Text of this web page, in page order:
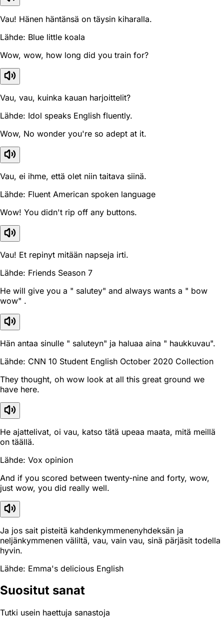
Vau! Hänen häntänsä on täysin kiharalla.
Lähde: Blue little koala
Wow, wow, how long did you train for?
Vau, vau, kuinka kauan harjoittelit?
Lähde: Idol speaks English fluently.
Wow, No wonder you're so adept at it.
Vau, ei ihme, että olet niin taitava siinä.
Lähde: Fluent American spoken language
Wow! You didn't rip off any buttons.
Vau! Et repinyt mitään napseja irti.
Lähde: Friends Season 7
He will give you a " salutey" and always wants a " bow
wow" .
Hän antaa sinulle " saluteyn" ja haluaa aina " haukkuvau".
Lähde: CNN 10 Student English October 2020 Collection
They thought, oh wow look at all this great ground we
have here.
He ajattelivat, oi vau, katso tätä upeaa maata, mitä meillä
on täällä.
Lähde: Vox opinion
And if you scored between twenty-nine and forty, wow,
just wow, you did really well.
Ja jos sait pisteitä kahdenkymmenenyhdeksän ja
neljänkymmenen väliltä, vau, vain vau, sinä pärjäsit todella
hyvin.
Lähde: Emma's delicious English
Suositut sanat
Tutki usein haettuja sanastoja